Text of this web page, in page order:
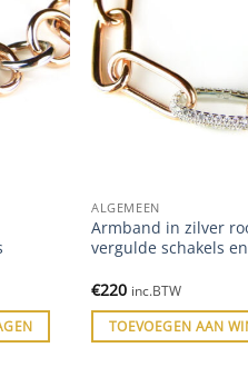
ALGEMEEN
Armband in zilver
vergulde schakels
€220 inc.BTW
TOEVOEGEN AAN